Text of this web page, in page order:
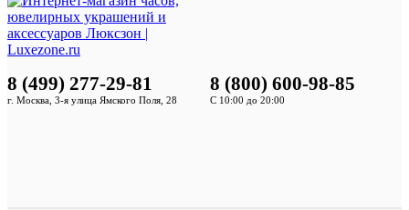
8 (499) 277-29-81
г. Москва, 3-я улица Ямского Поля, 28
8 (800) 600-98-85
С 10:00 до 20:00